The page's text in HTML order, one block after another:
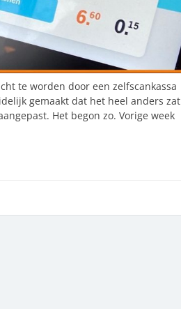
te worden door een zelfscankassa
gemaakt dat het heel anders zat
Het begon zo. Vorige week